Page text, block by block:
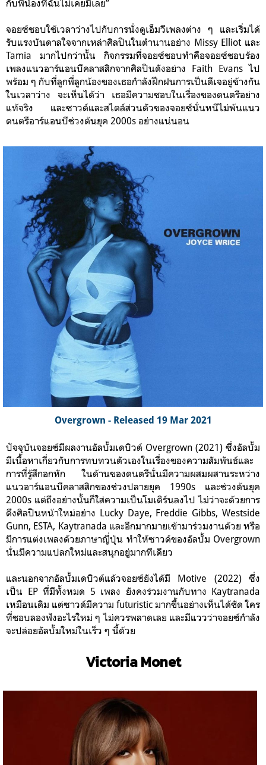
กับพี่น้องที่ฉันไม่เคยมีเลย”
จอยซ์ชอบใช้เวลาว่างไปกับการนั่งดูเอ็มวีเพลงต่าง ๆ และเริ่มได้
รับแรงบันดาลใจจากเหล่าศิลปินในตำนานอย่าง Missy Elliot และ
Tamia มากไปกว่านั้น กิจกรรมที่จอยซ์ชอบทำคือจอยซ์ชอบร้อง
เพลงแนวอาร์แอนบีคลาสสิกจากศิลปินดังอย่าง Faith Evans ไป
พร้อม ๆ กับที่ลูกพี่ลูกน้องของเธอกำลังฝึกฝนการเป็นดีเจอยู่ข้างกัน
ในเวลาว่าง จะเห็นได้ว่า เธอมีความชอบในเรื่องของดนตรีอย่าง
แท้จริง และซาวด์และสไตล์ส่วนตัวของจอยซ์นั่นหนีไม่พ้นแนว
ดนตรีอาร์แอนบีช่วงต้นยุค 2000s อย่างแน่นอน
Overgrown - Released 19 Mar 2021
ปัจจุบันจอยซ์มีผลงานอัลบั้มเดบิวต์ Overgrown (2021) ซึ่งอัลบั้ม
มีเนื้อหาเกี่ยวกับการทบทวนตัวเองในเรื่องของความสัมพันธ์และ
การที่รู้สึกอกหัก ในด้านของดนตรีนั่นมีความผสมผสานระหว่าง
แนวอาร์แอนบีคลาสสิกของช่วงปลายยุค 1990s และช่วงต้นยุค
2000s แต่ถึงอย่างนั้นก็ใส่ความเป็นโมเดิร์นลงไป ไม่ว่าจะด้วยการ
ดึงศิลปินหน้าใหม่อย่าง Lucky Daye, Freddie Gibbs, Westside
Gunn, ESTA, Kaytranada และอีกมากมายเข้ามาร่วมงานด้วย หรือ
มีการแต่งเพลงด้วยภาษาญี่ปุ่น ทำให้ซาวด์ของอัลบั้ม Overgrown
นั่นมีความแปลกใหม่และสนุกอยู่มากทีเดียว
และนอกจากอัลบั้มเดบิวต์แล้วจอยซ์ยังได้มี Motive (2022) ซึ่ง
เป็น EP ที่มีทั้งหมด 5 เพลง ยังคงร่วมงานกับทาง Kaytranada
เหมือนเดิม แต่ซาวด์มีความ futuristic มากขึ้นอย่างเห็นได้ชัด ใคร
ที่ชอบลองฟังอะไรใหม่ ๆ ไม่ควรพลาดเลย และมีแววว่าจอยซ์กำลัง
จะปล่อยอัลบั้มใหม่ในเร็ว ๆ นี้ด้วย
Victoria Monet